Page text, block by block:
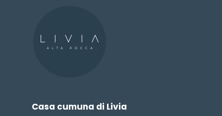
Casa cumuna di Livia